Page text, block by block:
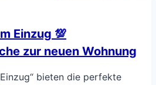
Einzug 💯
zur neuen Wohnung
bieten die perfekte